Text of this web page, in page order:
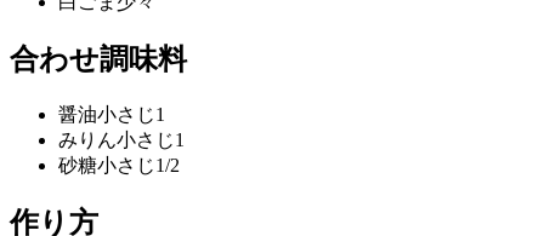
合わせ調味料
醤油小さじ1
みりん小さじ1
砂糖小さじ1/2
作り方